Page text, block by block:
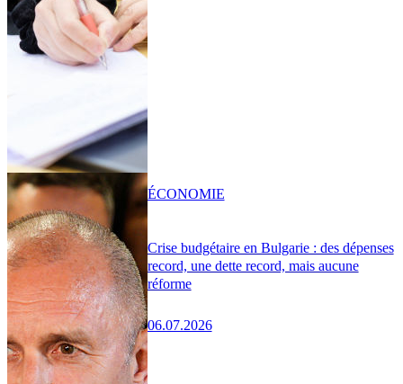
Crise budgétaire en Bulgarie : des dépenses
record, une dette record, mais aucune
réforme
06.07.2026
ÉCONOMIE